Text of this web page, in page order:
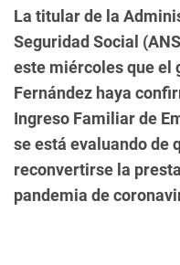
La titular de la
Seguridad Social
este miércoles que el
Fernández haya
Ingreso Familiar de
se está evaluando de
reconvertirse la
pandemia de